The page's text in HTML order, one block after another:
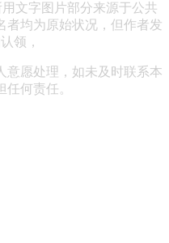
文字图片部分来源于公共
者均为原始状况，但作者发
领，
意愿处理，如未及时联系本
何责任。